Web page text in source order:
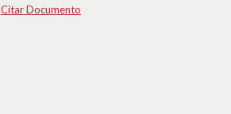
Citar Documento